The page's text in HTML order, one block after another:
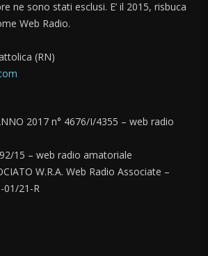
ne sono stati esclusi. E’ il 2015, risbuca
Web Radio.
(RN)
2017 n° 4676/I/4355 – web radio
15 – web radio amatoriale
W.R.A. Web Radio Associate –
01/21-R